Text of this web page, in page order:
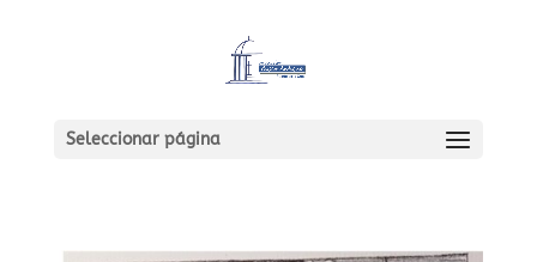
Seleccionar página